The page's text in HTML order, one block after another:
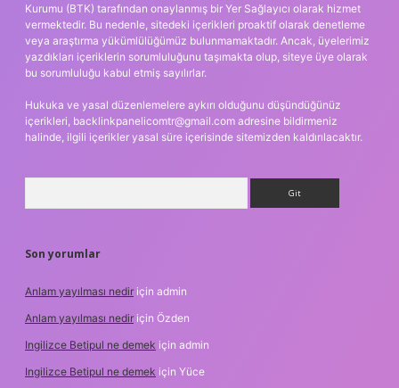
Kurumu (BTK) tarafından onaylanmış bir Yer Sağlayıcı olarak hizmet
vermektedir. Bu nedenle, sitedeki içerikleri proaktif olarak denetleme
veya araştırma yükümlülüğümüz bulunmamaktadır. Ancak, üyelerimiz
yazdıkları içeriklerin sorumluluğunu taşımakta olup, siteye üye olarak
bu sorumluluğu kabul etmiş sayılırlar.
Hukuka ve yasal düzenlemelere aykırı olduğunu düşündüğünüz
içerikleri, backlinkpanelicomtr@gmail.com adresine bildirmeniz
halinde, ilgili içerikler yasal süre içerisinde sitemizden kaldırılacaktır.
Son yorumlar
Anlam yayılması nedir için admin
Anlam yayılması nedir için Özden
Ingilizce Betipul ne demek için admin
Ingilizce Betipul ne demek için Yüce